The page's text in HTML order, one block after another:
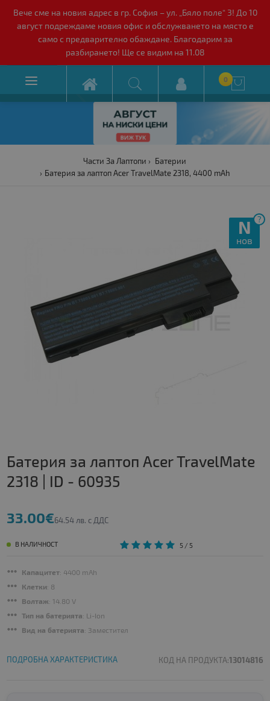
Вече сме на новия адрес в гр. София – ул. „Бяло поле“ 3! До 10
август подреждаме новия офис и обслужването на място е
само с предварително обаждане. Благодарим за
разбирането! Ще се видим на 11.08
 0 
Части За Лаптопи
Батерии
Батерия за лаптоп Acer TravelMate 2318, 4400 mAh
?
N
нов
Батерия за лаптоп Acer TravelMate
2318 | ID - 60935
33.00€64.54 лв. с ДДС
В НАЛИЧНОСТ 5/ 5
Капацитет: 4400 mAh
Клетки: 8
Волтаж: 14.80 V
Тип на батерията: Li-Ion
Вид на батерията: Заместител
ПОДРОБНА ХАРАКТЕРИСТИКА КОД НА ПРОДУКТА:13014816